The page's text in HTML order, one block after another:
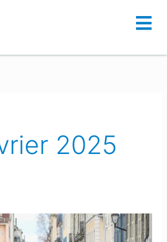
2025